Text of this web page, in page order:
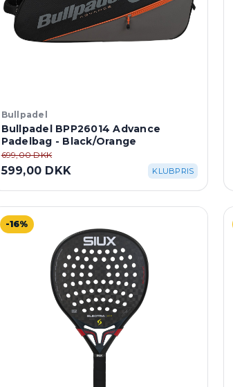
Bullpadel
Bullpadel BPP26014 Advance
Padelbag - Black/Orange
699,00 DKK
599,00 DKK KLUBPRIS
-16%